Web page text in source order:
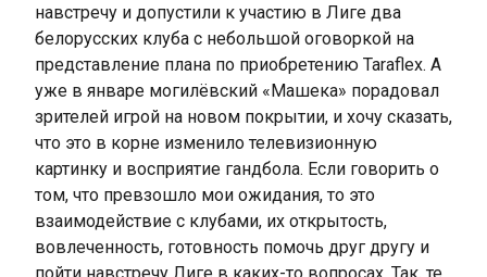
навстречу и допустили к участию в Лиге два
белорусских клуба с небольшой оговоркой на
представление плана по приобретению Taraflex. А
уже в январе могилёвский «Машека» порадовал
зрителей игрой на новом покрытии, и хочу сказать,
что это в корне изменило телевизионную
картинку и восприятие гандбола. Если говорить о
том, что превзошло мои ожидания, то это
взаимодействие с клубами, их открытость,
вовлеченность, готовность помочь друг другу и